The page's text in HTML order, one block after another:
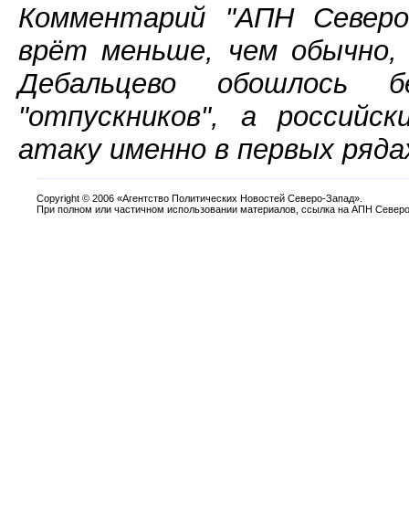
Комментарий "АПН
врёт меньше, чем обычно,
Дебальцево обошлось
"отпускников", а
атаку именно в первых
Copyright © 2006 «Агентство Политических Новостей Северо-Запад».
При полном или частичном использовании материалов, ссылка на АПН